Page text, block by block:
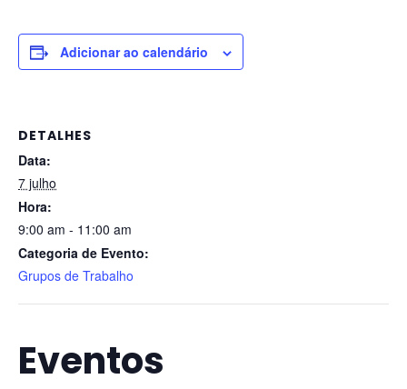
Adicionar ao calendário
DETALHES
Data:
7 julho
Hora:
9:00 am - 11:00 am
Categoria de Evento:
Grupos de Trabalho
Eventos